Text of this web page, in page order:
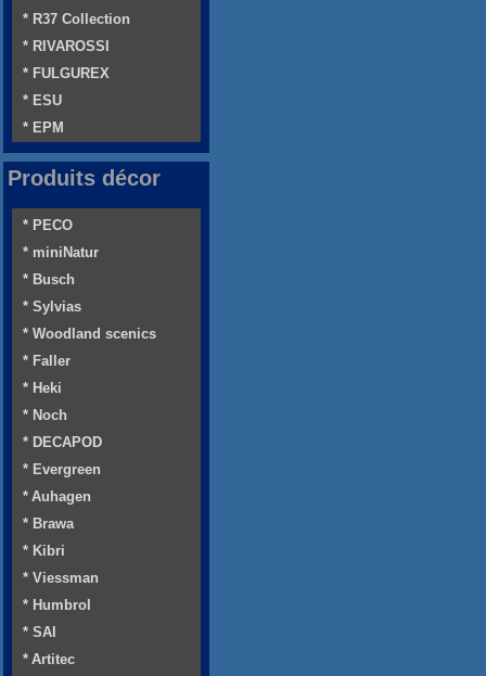
* R37 Collection
* RIVAROSSI
* FULGUREX
* ESU
* EPM
Produits décor
* PECO
* miniNatur
* Busch
* Sylvias
* Woodland scenics
* Faller
* Heki
* Noch
* DECAPOD
* Evergreen
* Auhagen
* Brawa
* Kibri
* Viessman
* Humbrol
* SAI
* Artitec